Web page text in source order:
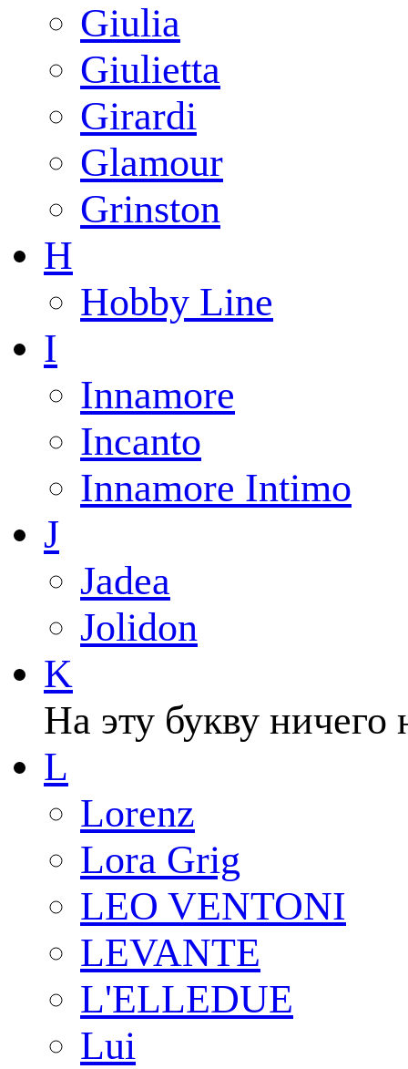
Giulia
Giulietta
Girardi
Glamour
Grinston
H
Hobby Line
I
Innamore
Incanto
Innamore Intimo
J
Jadea
Jolidon
K
На эту букву ничего
L
Lorenz
Lora Grig
LEO VENTONI
LEVANTE
L'ELLEDUE
Lui